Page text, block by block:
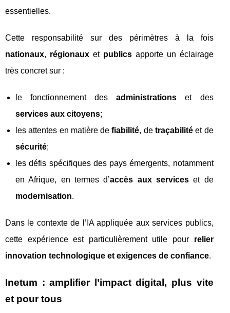
essentielles.
Cette responsabilité sur des périmètres à la fois
nationaux, régionauxet publicsapporte un éclairage
très concret sur :
le fonctionnement desadministrations et des
services aux citoyens;
les attentes en matière defiabilité, detraçabilité et de
sécurité;
les défis spécifiques des pays émergents, notamment
en Afrique, en termes d’accès aux serviceset de
modernisation.
Dans le contexte de l’IA appliquée aux services publics,
cette expérience est particulièrement utile pour relier
innovation technologique et exigences de confiance.
Inetum : amplifier l’impact digital, plus vite
et pour tous